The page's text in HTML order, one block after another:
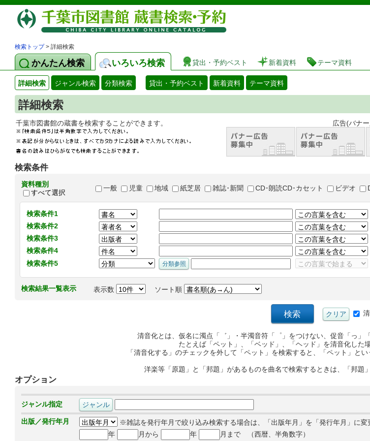
図書館 蔵書検索・予約システム
検索トップ> 詳細検索
かんたん検索 いろいろ検索 貸出・予約ベスト 新着資料 テーマ資料
詳細検索 ジャンル検索 分類検索 貸出・予約ベスト 新着資料 テーマ資料
詳細検索
千葉市図書館の蔵書を検索することができます。 広告(バナー広告等については
検索条件
資料種別
すべて選択
一般 児童 地域 紙芝居 雑誌･新聞 CD･朗読CD･カセット ビデオ
検索条件1
検索条件2
検索条件3
検索条件4
検索条件5
検索結果一覧表示 表示数 ソート順
清音化とは、仮名に濁点「゛」・半濁音符「゜」をつけない、促音「っ」
たとえば「ペット」、「ベッド」、「ヘッド」を清音化した
「清音化する」のチェックを外して「ペット」を検索すると、「ペット」と
洋楽等「原題」と「邦題」があるものを曲名で検索するときは、「邦題
オプション
ジャンル指定
出版／発行年月
※雑誌を発行年月で絞り込み検索する場合は、「出版年月」を「発行年月」に変
年
月から 年 月まで （西暦、半角数字）